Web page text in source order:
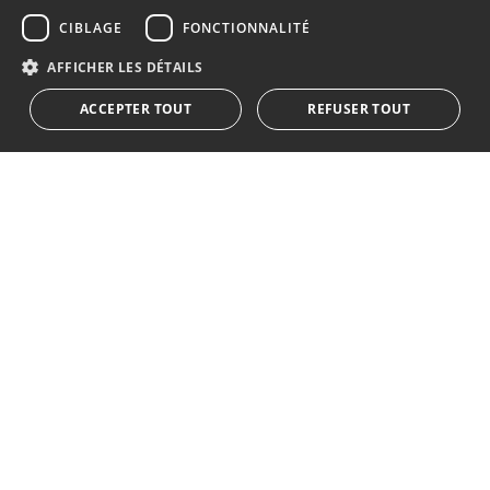
S´abonner à notre lettre d'information
le style de vie à Marbella
CIBLAGE FONCTIONNALITÉ
AFFICHER LES DÉTAILS
ACCEPTER TOUT REFUSER TOUT